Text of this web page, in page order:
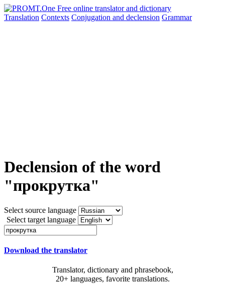
Translation Contexts Conjugation and declension Grammar
Declension of the word
"прокрутка"
Select source language
Select target language
Download the translator
Translator, dictionary and phrasebook,
20+ languages, favorite translations.